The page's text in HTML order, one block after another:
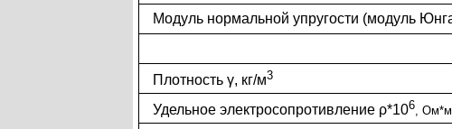
Модуль нормальной упругости (модуль
Плотность γ, кг/м3
Удельное электросопротивление ρ*106, Ом*м